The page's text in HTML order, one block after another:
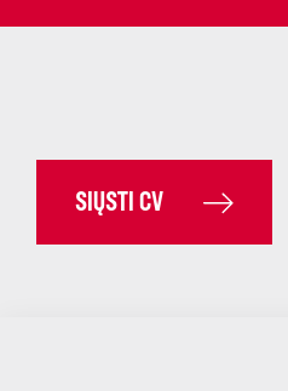
SIŲSTI CV